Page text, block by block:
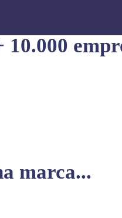
10.000
marca...